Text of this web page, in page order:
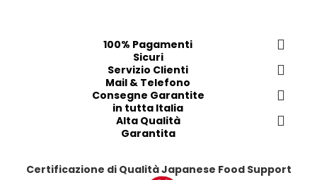
100% Pagamenti
Sicuri
Servizio Clienti
Mail & Telefono
Consegne Garantite
in tutta Italia
Alta Qualità
Garantita
Certificazione di Qualità Japanese Food Support